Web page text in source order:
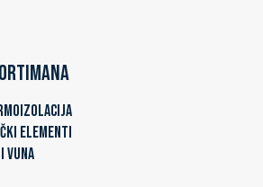
ELEMENTI
VUNA